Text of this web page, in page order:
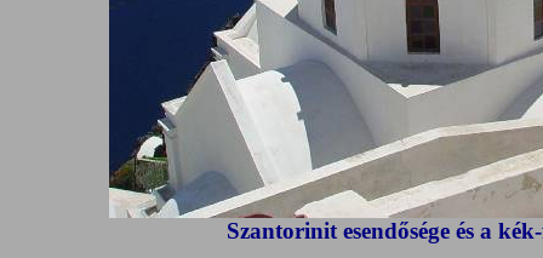
Szantorinit esendősége és a